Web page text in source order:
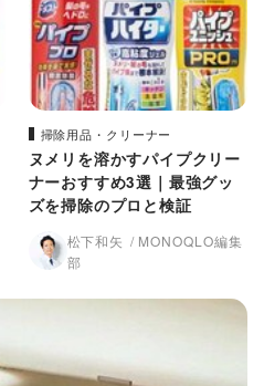
掃除用品・クリーナー
ヌメリを溶かすパイプクリー
ナーおすすめ3選｜最強グッ
ズを掃除のプロと検証
松下和矢
MONOQLO編集
部